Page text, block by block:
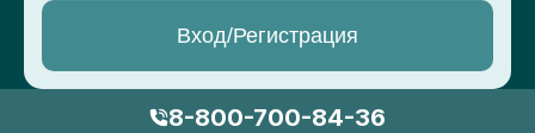
Вход/Регистрация
8-800-700-84-36